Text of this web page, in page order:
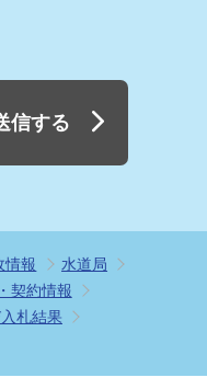
信する
情報
水道局
契約情報
札結果